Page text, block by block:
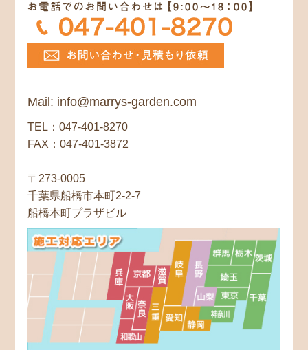
Mail: info@marrys-garden.com
TEL：047-401-8270
FAX：047-401-3872
〒273-0005
千葉県船橋市本町2-2-7
船橋本町プラザビル